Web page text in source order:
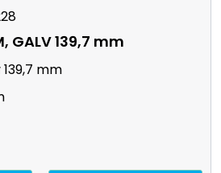
GALV 139,7 mm
139,7 mm